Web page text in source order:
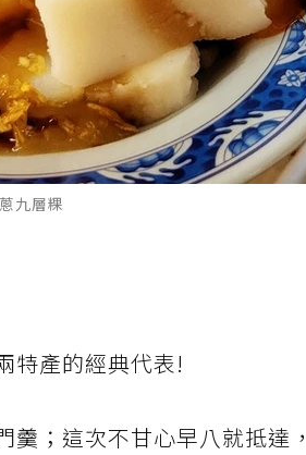
九層粿
特產的經典代表!
羹；這次不甘心早八就抵達